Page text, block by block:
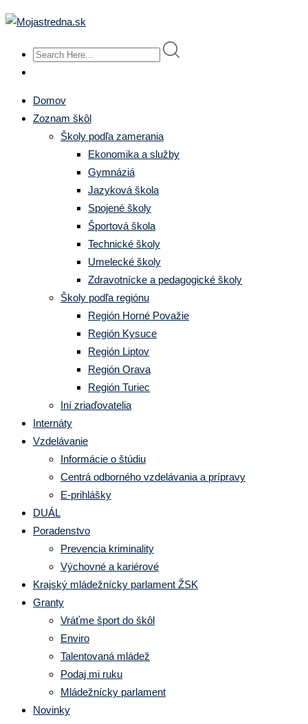
Domov
Zoznam škôl
Školy podľa zamerania
Ekonomika a služby
Gymnáziá
Jazyková škola
Spojené školy
Športová škola
Technické školy
Umelecké školy
Zdravotnícke a pedagogické školy
Školy podľa regiónu
Región Horné Považie
Región Kysuce
Región Liptov
Región Orava
Región Turiec
Iní zriaďovatelia
Internáty
Vzdelávanie
Informácie o štúdiu
Centrá odborného vzdelávania a prípravy
E-prihlášky
DUÁL
Poradenstvo
Prevencia kriminality
Výchovné a kariérové
Krajský mládežnícky parlament ŽSK
Granty
Vráťme šport do škôl
Enviro
Talentovaná mládež
Podaj mi ruku
Mládežnícky parlament
Novinky